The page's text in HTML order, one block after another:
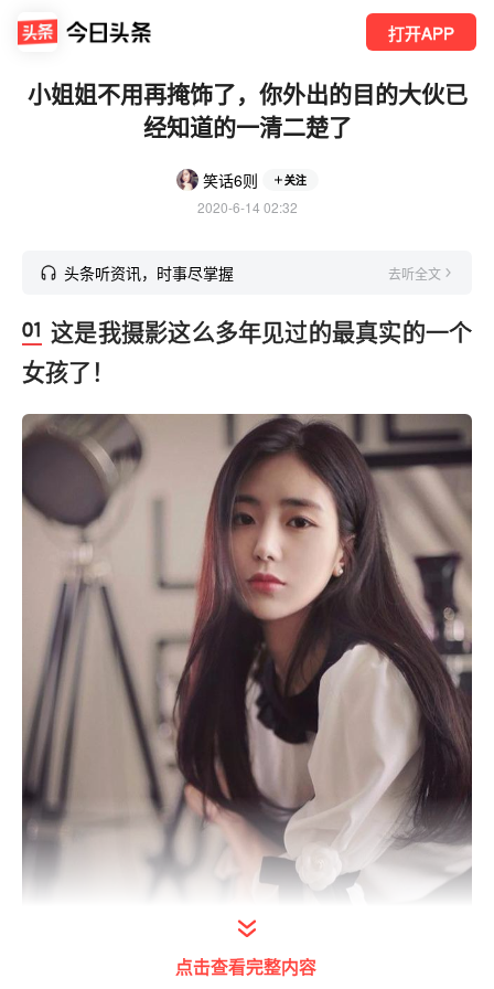
打开APP
小姐姐不用再掩饰了，你外出的目的大伙已
经知道的一清二楚了
笑话6则 关注
2020-6-14 02:32
头条听资讯，时事尽掌握 去听全文
这是我摄影这么多年见过的最真实的一个
女孩了！
打开今日头条查看图片详情
点击查看完整内容